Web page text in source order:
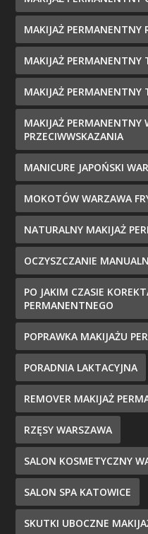
MAKIJAŻ PERMANENTNY
MAKIJAŻ PERMANENTNY
MAKIJAŻ PERMANENTNY
MAKIJAŻ PERMANENTNY
PRZECIWWSKAZANIA
MANICURE JAPOŃSKI
MOKOTÓW WARZAWA
NATURALNY MAKIJAŻ
OCZYSZCZANIE
PO JAKIM CZASIE
PERMANENTNEGO
POPRAWKA MAKIJAŻU
PORADNIA LAKTACYJNA
REMOVER MAKIJAŻ
RZĘSY WARSZAWA
SALON KOSMETYCZNY
SALON SPA KATOWICE
SKUTKI UBOCZNE